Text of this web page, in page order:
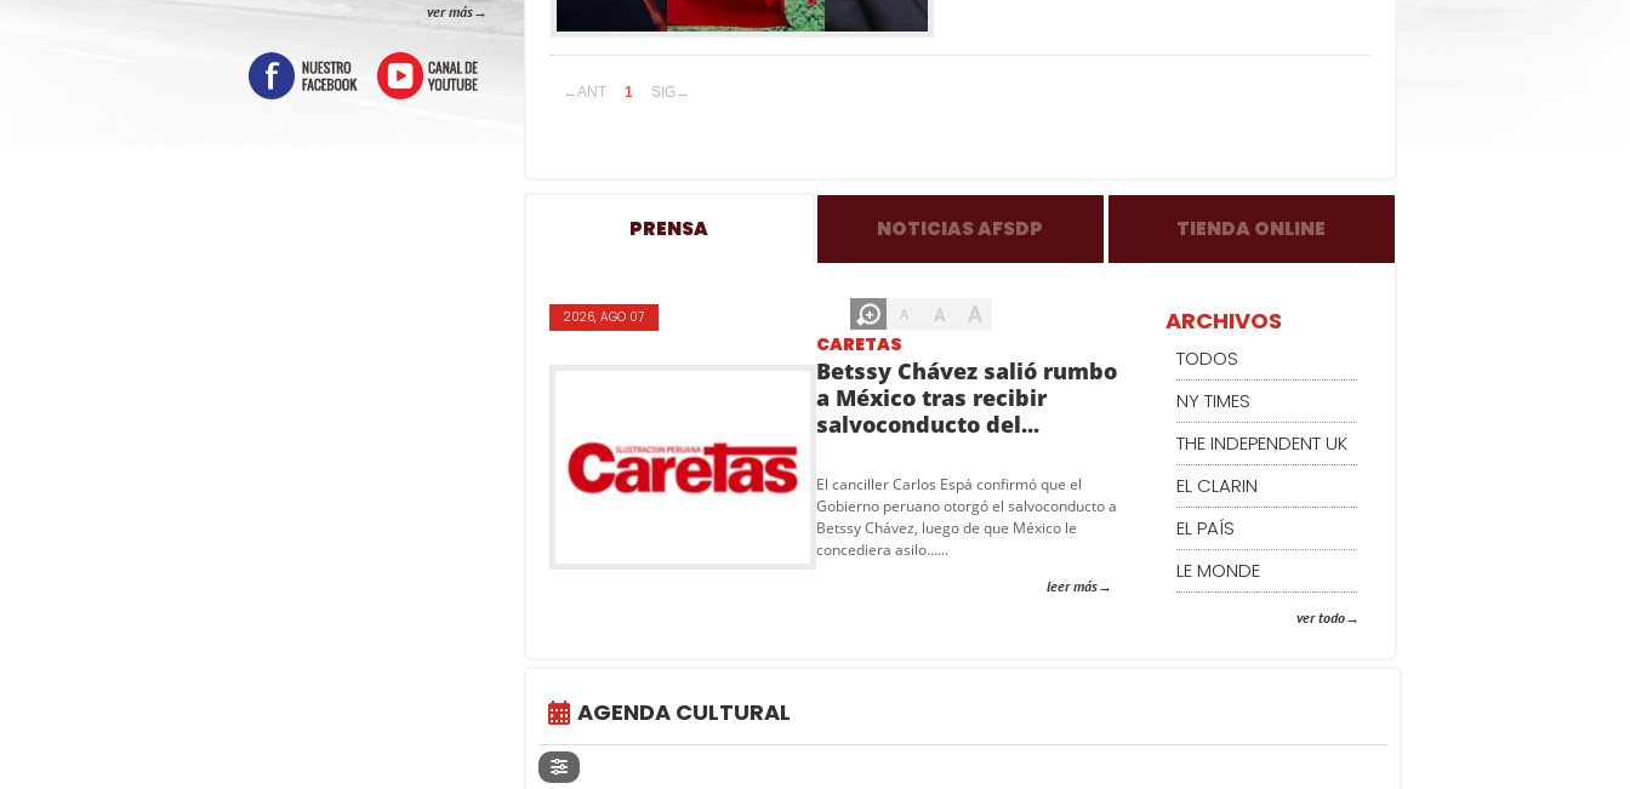
ver más
←ANT 1 SIG→
PRENSA NOTICIAS AFSDP TIENDA ONLINE
A A A
2026, AGO 07
CARETAS
Betssy Chávez salió rumbo
a México tras recibir
salvoconducto del...
El canciller Carlos Espá confirmó que el
Gobierno peruano otorgó el salvoconducto a
Betssy Chávez, luego de que México le
concediera asilo…...
leer más
ARCHIVOS
TODOS
NY TIMES
THE INDEPENDENT UK
EL CLARIN
EL PAÍS
LE MONDE
ver todo
AGENDA CULTURAL